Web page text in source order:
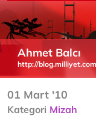
Ahmet Balcı
http://
01 Mart '10
Kategori Mizah